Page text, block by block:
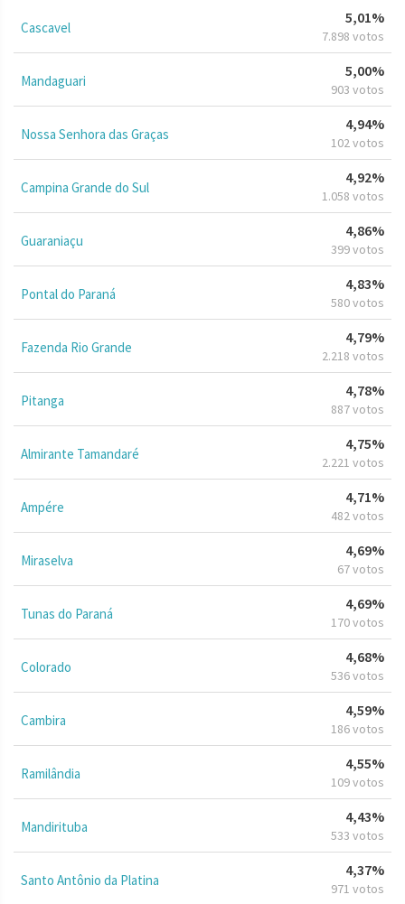
Cascavel
5,01%
7.898 votos
Mandaguari
5,00%
903 votos
Nossa Senhora das Graças
4,94%
102 votos
Campina Grande do Sul
4,92%
1.058 votos
Guaraniaçu
4,86%
399 votos
Pontal do Paraná
4,83%
580 votos
Fazenda Rio Grande
4,79%
2.218 votos
Pitanga
4,78%
887 votos
Almirante Tamandaré
4,75%
2.221 votos
Ampére
4,71%
482 votos
Miraselva
4,69%
67 votos
Tunas do Paraná
4,69%
170 votos
Colorado
4,68%
536 votos
Cambira
4,59%
186 votos
Ramilândia
4,55%
109 votos
Mandirituba
4,43%
533 votos
Santo Antônio da Platina
4,37%
971 votos